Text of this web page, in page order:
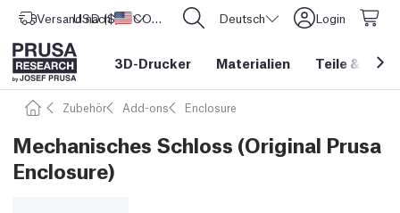
Versand nach Vereinigte Staaten
USD ($) CORE One L: Jetzt auf Lager! Deutsch Login
3D-Drucker Materialien Teile &
Zubehör Add-ons Enclosure
Mechanisches Schloss (Original Prusa
Enclosure)